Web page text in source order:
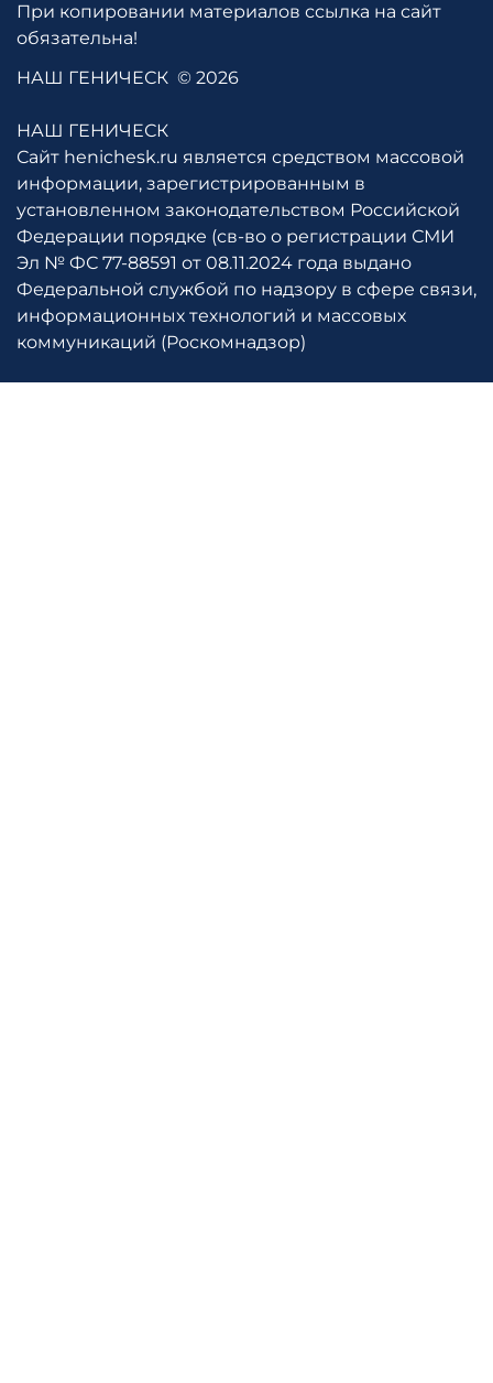
При копировании материалов ссылка на сайт
обязательна!
НАШ ГЕНИЧЕСК © 2026
НАШ ГЕНИЧЕСК
Сайт henichesk.ru является средством массовой
информации, зарегистрированным в
установленном законодательством Российской
Федерации порядке (св-во о регистрации СМИ
Эл № ФС 77-88591 от 08.11.2024 года выдано
Федеральной службой по надзору в сфере связи,
информационных технологий и массовых
коммуникаций (Роскомнадзор)